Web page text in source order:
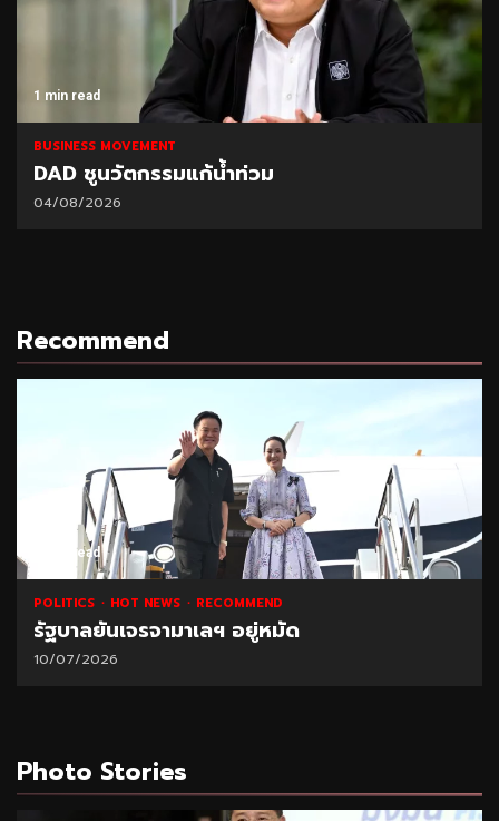
1 min read
BUSINESS MOVEMENT
DAD ชูนวัตกรรมแก้น้ำท่วม
04/08/2026
Recommend
1 min read
POLITICS HOT NEWS RECOMMEND
รัฐบาลยันเจรจามาเลฯ อยู่หมัด
10/07/2026
Photo Stories